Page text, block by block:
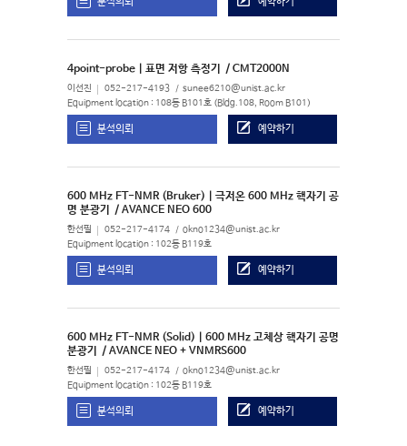
4point-probe | 표면 저항 측정기 / CMT2000N
이선진 052-217-4193 sunee6210@unist.ac.kr
Equipment location : 108동 B101호 (Bldg.108, Room B101)
분석의뢰 예약하기
600 MHz FT-NMR (Bruker) | 극저온 600 MHz 핵자기 공
명 분광기
/ AVANCE NEO 600
한선필 052-217-4174 okno1234@unist.ac.kr
Equipment location : 102동 B119호
분석의뢰 예약하기
600 MHz FT-NMR (Solid) | 600 MHz 고체상 핵자기 공명
분광기
/ AVANCE NEO + VNMRS600
한선필 052-217-4174 okno1234@unist.ac.kr
Equipment location : 102동 B119호
분석의뢰 예약하기